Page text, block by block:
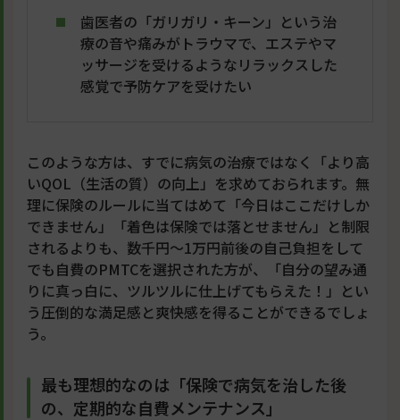
歯医者の「ガリガリ・キーン」という治
療の音や痛みがトラウマで、エステやマ
ッサージを受けるようなリラックスした
感覚で予防ケアを受けたい
このような方は、すでに病気の治療ではなく「より高
いQOL（生活の質）の向上」を求めておられます。無
理に保険のルールに当てはめて「今日はここだけしか
できません」「着色は保険では落とせません」と制限
されるよりも、数千円〜1万円前後の自己負担をして
でも自費のPMTCを選択された方が、「自分の望み通
りに真っ白に、ツルツルに仕上げてもらえた！」とい
う圧倒的な満足感と爽快感を得ることができるでしょ
う。
最も理想的なのは「保険で病気を治した後
の、定期的な自費メンテナンス」